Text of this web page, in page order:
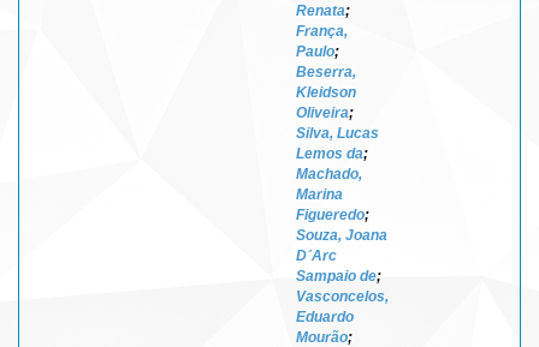
Renata;
França,
Paulo;
Beserra,
Kleidson
Oliveira;
Silva, Lucas
Lemos da;
Machado,
Marina
Figueredo;
Souza, Joana
D´Arc
Sampaio de;
Vasconcelos,
Eduardo
Mourão;